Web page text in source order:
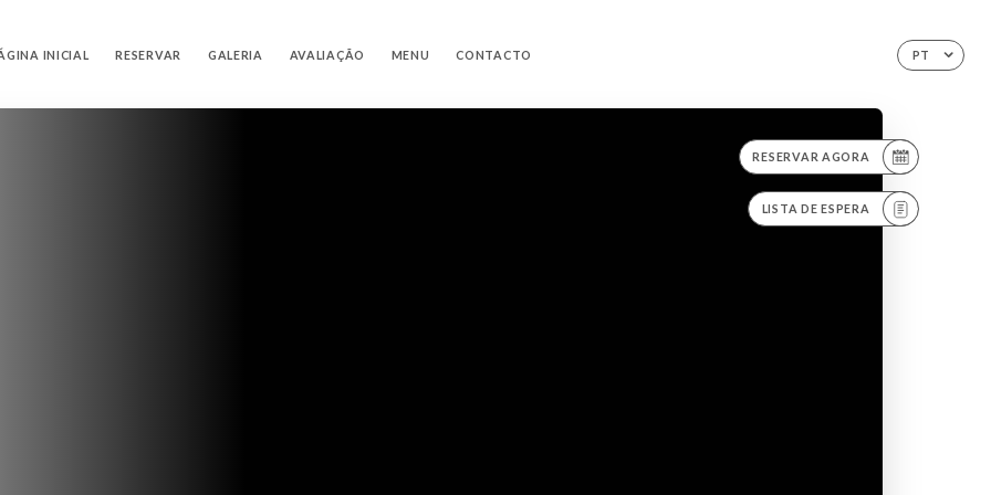
PT
INICIAL RESERVAR GALERIA AVALIAÇÃO MENU CONTACTO
RESERVAR AGORA
LISTA DE ESPERA